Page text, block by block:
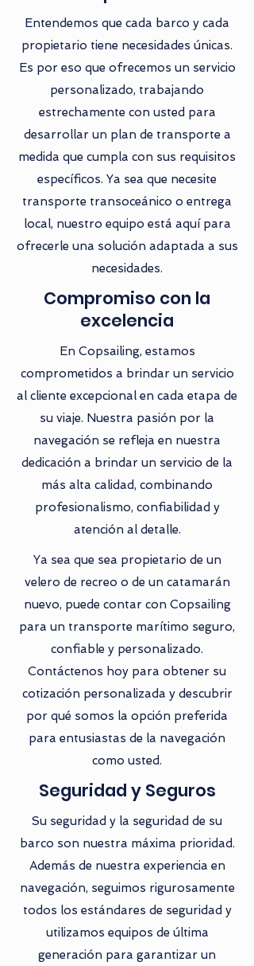
Entendemos que cada barco y cada
propietario tiene necesidades únicas.
Es por eso que ofrecemos un servicio
personalizado, trabajando
estrechamente con usted para
desarrollar un plan de transporte a
medida que cumpla con sus requisitos
específicos. Ya sea que necesite
transporte transoceánico o entrega
local, nuestro equipo está aquí para
ofrecerle una solución adaptada a sus
necesidades.
Compromiso con la
excelencia
En Copsailing, estamos
comprometidos a brindar un servicio
al cliente excepcional en cada etapa de
su viaje. Nuestra pasión por la
navegación se refleja en nuestra
dedicación a brindar un servicio de la
más alta calidad, combinando
profesionalismo, confiabilidad y
atención al detalle.
Ya sea que sea propietario de un
velero de recreo o de un catamarán
nuevo, puede contar con Copsailing
para un transporte marítimo seguro,
confiable y personalizado.
Contáctenos hoy para obtener su
cotización personalizada y descubrir
por qué somos la opción preferida
para entusiastas de la navegación
como usted.
Seguridad y Seguros
Su seguridad y la seguridad de su
barco son nuestra máxima prioridad.
Además de nuestra experiencia en
navegación, seguimos rigurosamente
todos los estándares de seguridad y
utilizamos equipos de última
generación para garantizar un